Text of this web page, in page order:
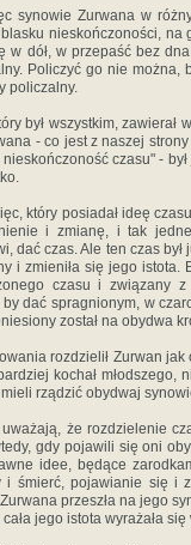
synowie Zurwana w
nieskończoności, na
w dół, w przepaść bez
Policzyć go nie można,
policzalny.
był wszystkim, zawierał
- co jest z naszej
nieskończoność czasu" -
który posiadał ideę
i zmianę, i tak
dać czas. Ale ten czas
i zmieniła się jego istota.
czasu i związany
dać spragnionym, w
został na obydwa
rozdzielił Zurwan
kochał
rządzić obydwaj
uważają, że rozdzielenie
gdy pojawili się oni
idee, będące
i śmierć, pojawianie się i
przeszła na jego
jego istota wyrażała